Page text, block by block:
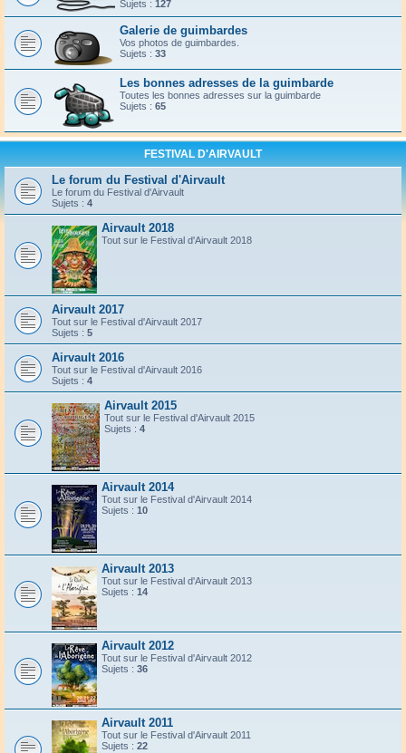
Sujets : 127
Galerie de guimbardes
Vos photos de guimbardes.
Sujets : 33
Les bonnes adresses de la guimbarde
Toutes les bonnes adresses sur la guimbarde
Sujets : 65
FESTIVAL D'AIRVAULT
Le forum du Festival d'Airvault
Le forum du Festival d'Airvault
Sujets : 4
Airvault 2018
Tout sur le Festival d'Airvault 2018
Airvault 2017
Tout sur le Festival d'Airvault 2017
Sujets : 5
Airvault 2016
Tout sur le Festival d'Airvault 2016
Sujets : 4
Airvault 2015
Tout sur le Festival d'Airvault 2015
Sujets : 4
Airvault 2014
Tout sur le Festival d'Airvault 2014
Sujets : 10
Airvault 2013
Tout sur le Festival d'Airvault 2013
Sujets : 14
Airvault 2012
Tout sur le Festival d'Airvault 2012
Sujets : 36
Airvault 2011
Tout sur le Festival d'Airvault 2011
Sujets : 22